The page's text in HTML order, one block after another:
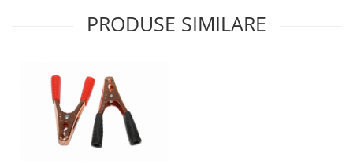
Masini batut stalpi si accesorii
Mobilier gradina
Corturi, Prelate si plase de
PRODUSE SIMILARE